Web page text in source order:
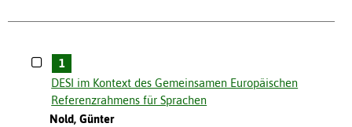
1
DESI im Kontext des Gemeinsamen Europäischen
Referenzrahmens für Sprachen
Nold, Günter